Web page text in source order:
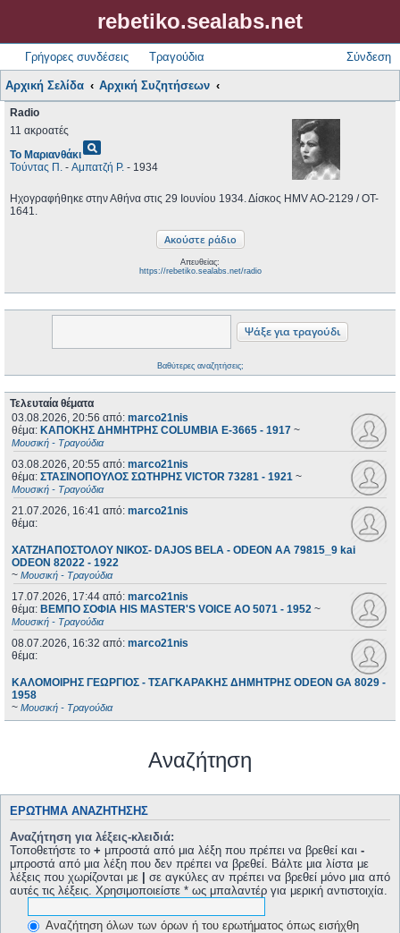
rebetiko.sealabs.net
Γρήγορες συνδέσεις Τραγούδια Σύνδεση
Αρχική Σελίδα Αρχική Συζητήσεων
Radio
11 ακροατές
Το Μαριανθάκιpageview
Τούντας Π. - Αμπατζή Ρ. - 1934
Ηχογραφήθηκε στην Αθήνα στις 29 Ιουνίου 1934. Δίσκος HMV AO-2129 / OT-
1641.
Απευθείας:
https://rebetiko.sealabs.net/radio
Βαθύτερες αναζητήσεις;
Τελευταία θέματα
03.08.2026, 20:56 από: marco21nis
θέμα: ΚΑΠΟΚΗΣ ΔΗΜΗΤΡΗΣ COLUMBIA E-3665 - 1917 ~
Μουσική - Τραγούδια
03.08.2026, 20:55 από: marco21nis
θέμα: ΣΤΑΣΙΝΟΠΟΥΛΟΣ ΣΩΤΗΡΗΣ VICTOR 73281 - 1921 ~
Μουσική - Τραγούδια
21.07.2026, 16:41 από: marco21nis
θέμα:
ΧΑΤΖΗΑΠΟΣΤΟΛΟΥ ΝΙΚΟΣ- DAJOS BELA - ODEON AA 79815_9 kai
ODEON 82022 - 1922
~ Μουσική - Τραγούδια
17.07.2026, 17:44 από: marco21nis
θέμα: ΒΕΜΠΟ ΣΟΦΙΑ HIS MASTER'S VOICE AO 5071 - 1952 ~
Μουσική - Τραγούδια
08.07.2026, 16:32 από: marco21nis
θέμα:
ΚΑΛΟΜΟΙΡΗΣ ΓΕΩΡΓΙΟΣ - ΤΣΑΓΚΑΡΑΚΗΣ ΔΗΜΗΤΡΗΣ ODEON GA 8029 -
1958
~ Μουσική - Τραγούδια
Αναζήτηση
ΕΡΏΤΗΜΑ ΑΝΑΖΉΤΗΣΗΣ
Αναζήτηση για λέξεις-κλειδιά:
Τοποθετήστε το + μπροστά από μια λέξη που πρέπει να βρεθεί και -
μπροστά από μια λέξη που δεν πρέπει να βρεθεί. Βάλτε μια λίστα με
λέξεις που χωρίζονται με | σε αγκύλες αν πρέπει να βρεθεί μόνο μια από
αυτές τις λέξεις. Χρησιμοποιείστε * ως μπαλαντέρ για μερική αντιστοιχία.
Αναζήτηση όλων των όρων ή του ερωτήματος όπως εισήχθη